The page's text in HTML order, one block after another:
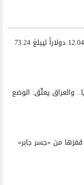
«النفط الكويتي» ينخفض 12.04 دولاراً ليبلغ 73.24
والعراق يعلّق: الوضع
قفزها من «جسر جابر»